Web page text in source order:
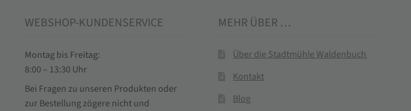
WEBSHOP-KUNDENSERVICE
Montag bis Freitag:
8:00 – 13:30 Uhr
Bei Fragen zu unseren Produkten oder
zur Bestellung zögere nicht und
MEHR ÜBER …
Über die Stadtmühle Waldenbuch
Kontakt
Blog